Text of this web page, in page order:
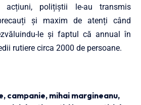
acțiuni, polițiștii le-au transmis
și maxim de atenți când
le și faptul că annual în
rutiere circa 2000 de persoane.
, campanie, mihai margineanu,